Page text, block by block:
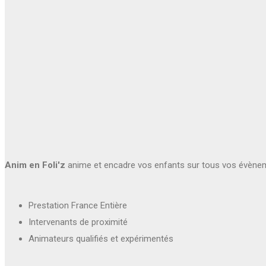
Anim en Foli'z anime et encadre vos enfants sur tous vos
Prestation France Entière
Intervenants de proximité
Animateurs qualifiés et expérimentés